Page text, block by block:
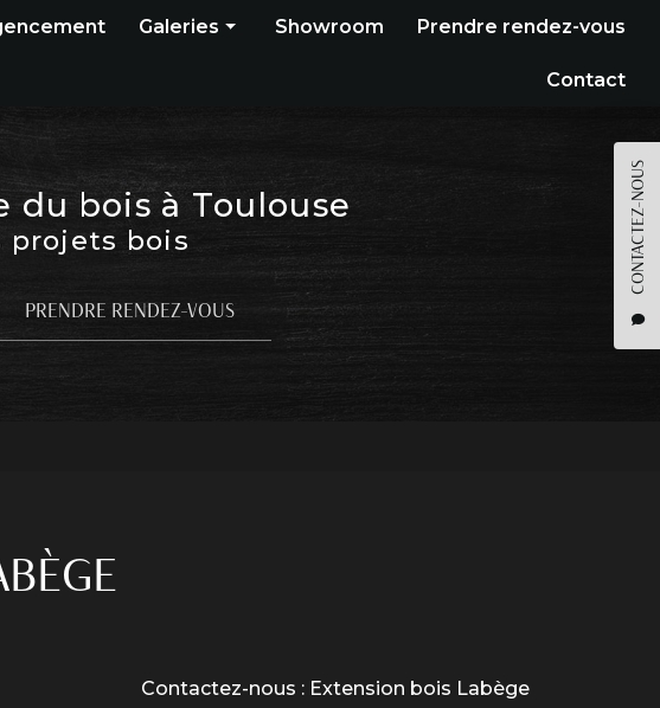
CONTACTEZ-NOUS
Galeries
Pergola
Parquet
Showroom Prendre rendez-vous
Contact
du bois à Toulouse
projets bois
PRENDRE RENDEZ-VOUS
Contactez-nous : Extension bois Labège